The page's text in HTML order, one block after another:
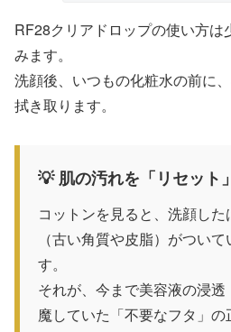
RF28クリアドロップの使い方は
みます。
洗顔後、いつもの化粧水の前に
拭き取ります。
💡 肌の汚れを「リセット
コットンを見ると、洗顔し
（古い角質や皮脂）がつい
す。
それが、今まで美容液の浸
魔していた「不要なフタ」の